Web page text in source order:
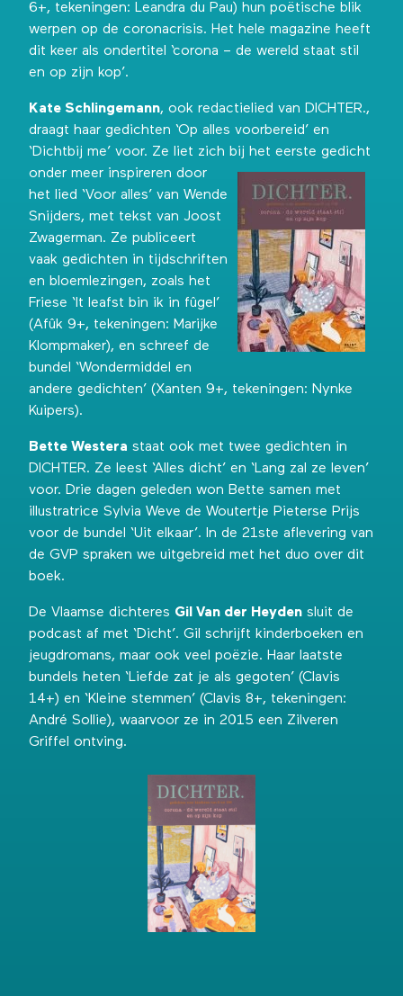
6+, tekeningen: Leandra du Pau) hun poëtische blik
werpen op de coronacrisis. Het hele magazine heeft
dit keer als ondertitel ‘corona – de wereld staat stil
en op zijn kop’.
Kate Schlingemann, ook redactielied van DICHTER.,
draagt haar gedichten ‘Op alles voorbereid’ en
‘Dichtbij me’ voor. Ze liet zich bij het eerste gedicht
onder meer inspireren door
het lied ‘Voor alles’ van Wende
Snijders, met tekst van Joost
Zwagerman. Ze publiceert
vaak gedichten in tijdschriften
en bloemlezingen, zoals het
Friese ‘It leafst bin ik in fûgel’
(Afûk 9+, tekeningen: Marijke
Klompmaker), en schreef de
bundel ‘Wondermiddel en
andere gedichten’ (Xanten 9+, tekeningen: Nynke
Kuipers).
Bette Westera staat ook met twee gedichten in
DICHTER. Ze leest ‘Alles dicht’ en ‘Lang zal ze leven’
voor. Drie dagen geleden won Bette samen met
illustratrice Sylvia Weve de Woutertje Pieterse Prijs
voor de bundel ‘Uit elkaar’. In de 21ste aflevering van
de GVP spraken we uitgebreid met het duo over dit
boek.
De Vlaamse dichteres Gil Van der Heyden sluit de
podcast af met ‘Dicht’. Gil schrijft kinderboeken en
jeugdromans, maar ook veel poëzie. Haar laatste
bundels heten ‘Liefde zat je als gegoten’ (Clavis
14+) en ‘Kleine stemmen’ (Clavis 8+, tekeningen:
André Sollie), waarvoor ze in 2015 een Zilveren
Griffel ontving.